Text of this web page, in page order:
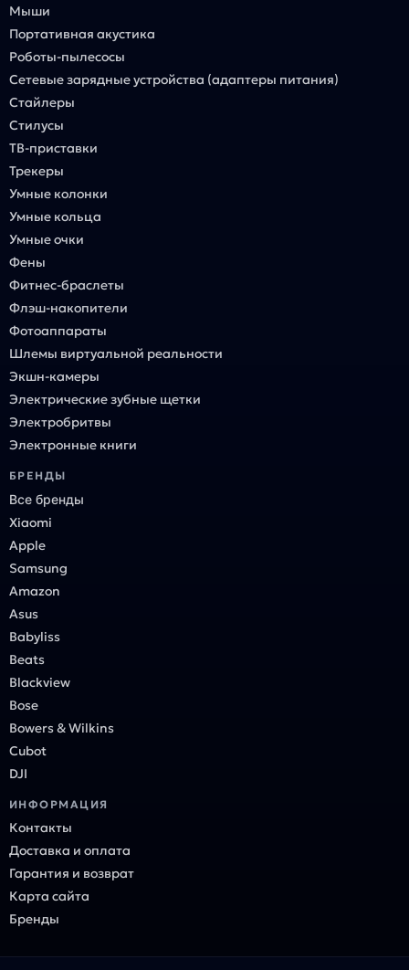
Мыши
Портативная акустика
Роботы-пылесосы
Сетевые зарядные устройства (адаптеры питания)
Стайлеры
Стилусы
ТВ-приставки
Трекеры
Умные колонки
Умные кольца
Умные очки
Фены
Фитнес-браслеты
Флэш-накопители
Фотоаппараты
Шлемы виртуальной реальности
Экшн-камеры
Электрические зубные щетки
Электробритвы
Электронные книги
БРЕНДЫ
Все бренды
Xiaomi
Apple
Samsung
Amazon
Asus
Babyliss
Beats
Blackview
Bose
Bowers & Wilkins
Cubot
DJI
ИНФОРМАЦИЯ
Контакты
Доставка и оплата
Гарантия и возврат
Карта сайта
Бренды